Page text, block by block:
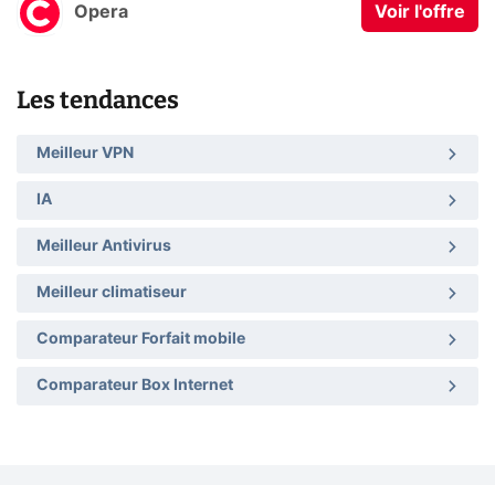
Opera Voir l'offre
Les tendances
Meilleur VPN
IA
Meilleur Antivirus
Meilleur climatiseur
Comparateur Forfait mobile
Comparateur Box Internet